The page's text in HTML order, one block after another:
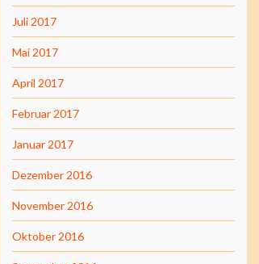
Juli 2017
Mai 2017
April 2017
Februar 2017
Januar 2017
Dezember 2016
November 2016
Oktober 2016